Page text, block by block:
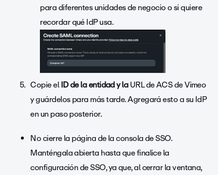
para diferentes unidades de negocio o si quiere
recordar qué IdP usa.
Copie elID de la entidad y laURL de ACS de Vimeo
y guárdelos para más tarde. Agregará esto a su IdP
en un paso posterior.
No cierre la página de la consola de SSO.
Manténgala abierta hasta que finalice la
configuración de SSO, ya que, al cerrar la ventana,